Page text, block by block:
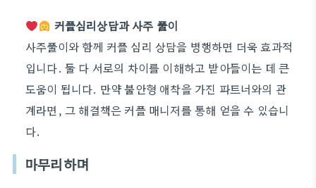
커플심리상담과 사주 풀이
사주풀이와 함께 커플 심리 상담을 병행하면 더욱 효과적
입니다. 둘 다 서로의 차이를 이해하고 받아들이는 데 큰
도움이 됩니다. 만약 불안형 애착을 가진 파트너와의 관
계라면, 그 해결책은 커플 매니저를 통해 얻을 수 있습니
다.
마무리하며